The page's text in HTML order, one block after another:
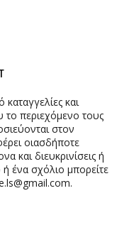
και
περιεχόμενο τους
στον
οιασδήποτε
και διευκρινίσεις ή
ένα σχόλιο μπορείτε